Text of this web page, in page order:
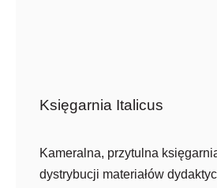
Księgarnia Italicus
Kameralna, przytulna
dystrybucji materiałów